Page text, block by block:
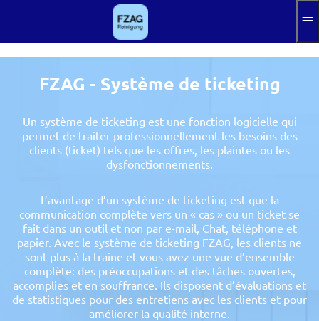
Passer au contenu principal
Se connecter
FR Aktuelle
FZAG - Système de ticketing
Un système de ticketing est une fonction logicielle qui
permet de traiter professionnellement les besoins des
clients (ticket) tels que les offres, les plaintes ou les
dysfonctionnements.
L’avantage d’un système de ticketing est que la
communication complète vers un « cas » ou un ticket se
fait dans un outil et non par e-mail, Chat, téléphone et
papier. Avec le système de ticketing FZAG, les clients ne
sont plus à la traîne et vous avez une vue d’ensemble
complète: des préoccupations et des tâches ouvertes,
accomplies et en souffrance. Ils disposent d’évaluations et
de statistiques pour des entretiens avec les clients et pour
améliorer la qualité interne.